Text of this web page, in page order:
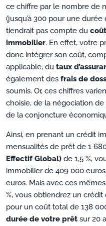
ce chiffre par le nombre de
(jusqu’à 300 pour une durée
tiendrait pas compte du
immobilier. En effet, votre
donc intégrer son coût,
applicable, du taux
également des frais de
soumis. Or, ces chiffres
choisie, de la négociation
de la conjoncture
Ainsi, en prenant un crédit
mensualités de prêt de 1
Effectif Global) de 1,5 %,
immobilier de 409 000
euros. Mais avec ces
%, vous obtiendrez un
pour un coût total de 138
durée de votre prêt sur 20